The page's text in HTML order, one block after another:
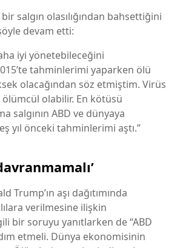
salgın olasılığından bahsettiğini
devam etti:
iyi yönetebileceğini
tahminlerimi yaparken ölü
olacağından söz etmiştim. Virüs
olabilir. En kötüsü
salgının ABD ve dünyaya
yıl önceki tahminlerimi aştı.”
Trump’ın aşı dağıtımında
verilmesine ilişkin
bir soruyu yanıtlarken de “ABD
etmeli. Dünya ekonomisinin